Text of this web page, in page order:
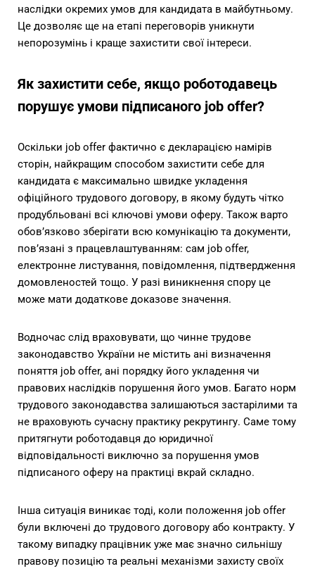
наслідки окремих умов для кандидата в майбутньому.
Це дозволяє ще на етапі переговорів уникнути
непорозумінь і краще захистити свої інтереси.
Як захистити себе, якщо роботодавець
порушує умови підписаного job offer?
Оскільки job offer фактично є декларацією намірів
сторін, найкращим способом захистити себе для
кандидата є максимально швидке укладення
офіційного трудового договору, в якому будуть чітко
продубльовані всі ключові умови оферу. Також варто
обов’язково зберігати всю комунікацію та документи,
пов’язані з працевлаштуванням: сам job offer,
електронне листування, повідомлення, підтвердження
домовленостей тощо. У разі виникнення спору це
може мати додаткове доказове значення.
Водночас слід враховувати, що чинне трудове
законодавство України не містить ані визначення
поняття job offer, ані порядку його укладення чи
правових наслідків порушення його умов. Багато норм
трудового законодавства залишаються застарілими та
не враховують сучасну практику рекрутингу. Саме тому
притягнути роботодавця до юридичної
відповідальності виключно за порушення умов
підписаного оферу на практиці вкрай складно.
Інша ситуація виникає тоді, коли положення job offer
були включені до трудового договору або контракту. У
такому випадку працівник уже має значно сильнішу
правову позицію та реальні механізми захисту своїх